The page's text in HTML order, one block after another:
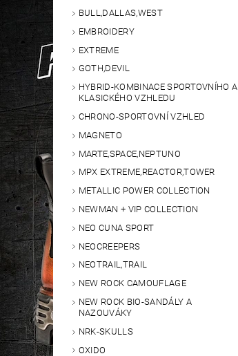
BULL,DALLAS,WEST
EMBROIDERY
EXTREME
GOTH,DEVIL
HYBRID-KOMBINACE SPORTOVNÍHO A
KLASICKÉHO VZHLEDU
CHRONO-SPORTOVNÍ VZHLED
MAGNETO
MARTE,SPACE,NEPTUNO
MPX EXTREME,REACTOR,TOWER
METALLIC POWER COLLECTION
NEWMAN + VIP COLLECTION
NEO CUNA SPORT
NEOCREEPERS
NEOTRAIL,TRAIL
NEW ROCK CAMOUFLAGE
NEW ROCK BIO-SANDÁLY A
NAZOUVÁKY
NRK-SKULLS
OXIDO